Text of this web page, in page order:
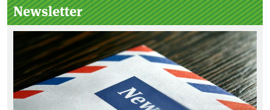
Seitenleiste
Newsletter